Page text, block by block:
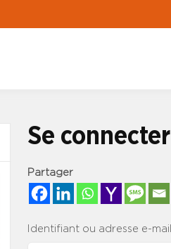
Se connecter
Partager
Identifiant ou adresse e-mail